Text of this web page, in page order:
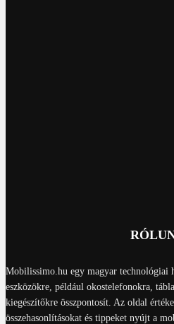
Mobilissimo.hu egy magyar
eszközökre, például okostelefonokra,
kiegészítőkre összpontosít. Az oldal
összehasonlításokat és tippeket nyújt a